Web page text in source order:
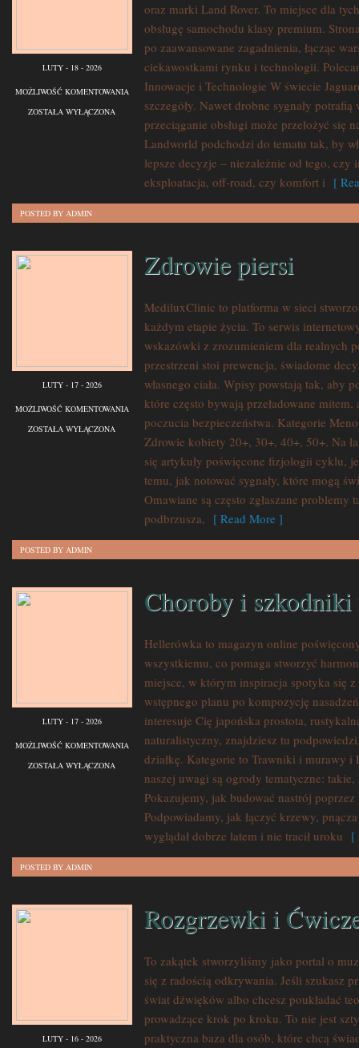
LUTY - 18 - 2026
MOŻLIWOŚĆ KOMENTOWANIA TESTY
RECENZJE
ZOSTAŁA WYŁĄCZONA
oraz marki Land Rover. To miejsce dla
obsługę samochodu klasy premium.
po zaawansowane zagadnienia, łącząc
ciekawostkami rynku i technologii.
Innowacje i Technologie W świecie
szczegóły. Nawet drobne sygnały
przeciąganie obsługi może przełożyć się
Landworld podchodzi do tematu tak, by
lepsze decyzje – niezależnie od tego, czy
eksploatacja, off-road, czy komfort i [
POSTED BY ADMIN
LUTY - 17 - 2026
MOŻLIWOŚĆ KOMENTOWANIA ZDROWIE
PIERSI
ZOSTAŁA WYŁĄCZONA
Zdrowie piersi
MediluxClinic to platforma w sieci
każdym etapie życia. To serwis
wskazówki z zrozumieniem dla realnych
przestrzeni stoi prewencja, świadome
własnego ciała. Wpisy powstają tak, aby
które często bywają przeładowane
poczucia bezpieczeństwa. Kategorie
Zdrowie kobiety 20+, 30+, 40+, 50+. Na
się artykuły poświęcone fizjologii cyklu,
temu, jak notować sygnały, które mogą
Omawiane są często zgłaszane problemy
podbrzusza, [ Read More ]
POSTED BY ADMIN
LUTY - 17 - 2026
MOŻLIWOŚĆ KOMENTOWANIA CHOROBY
SZKODNIKI
ROŚLIN
ZOSTAŁA WYŁĄCZONA
Choroby i
Hellerówka to magazyn online
wszystkiemu, co pomaga stworzyć
miejsce, w którym inspiracja spotyka się
wstępnego planu po kompozycję
interesuje Cię japońska prostota,
naturalistyczny, znajdziesz tu
działkę. Kategorie to Trawniki i murawy i
naszej uwagi są ogrody tematyczne:
Pokazujemy, jak budować nastrój
Podpowiadamy, jak łączyć krzewy,
wyglądał dobrze latem i nie tracił uroku [
POSTED BY ADMIN
LUTY - 16 - 2026
Rozgrzewki i
To zakątek stworzyliśmy jako portal o
się z radością odkrywania. Jeśli szukasz
świat dźwięków albo chcesz poukładać
prowadzące krok po kroku. To nie jest
praktyczna baza dla osób, które chcą